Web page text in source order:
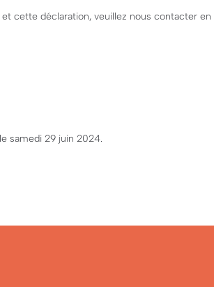
cette déclaration, veuillez nous contacter en
le samedi 29 juin 2024.